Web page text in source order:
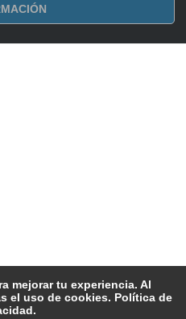
mejorar tu experiencia. Al
el uso de cookies. Política de
.
| Política de privacidad
| Todos los derechos